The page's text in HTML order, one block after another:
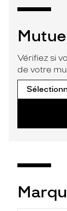
Vérifiez si
de votre